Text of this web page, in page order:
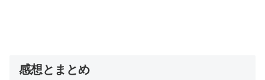
感想とまとめ